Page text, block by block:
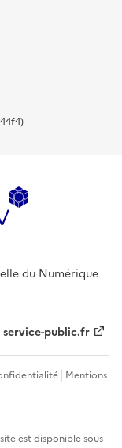
du Numérique
service-public.fr
Mentions
est disponible sous